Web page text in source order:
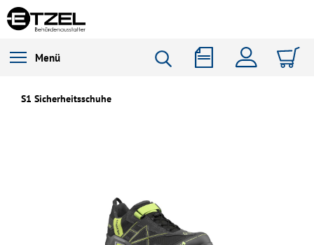
Menü
S1 Sicherheitsschuhe